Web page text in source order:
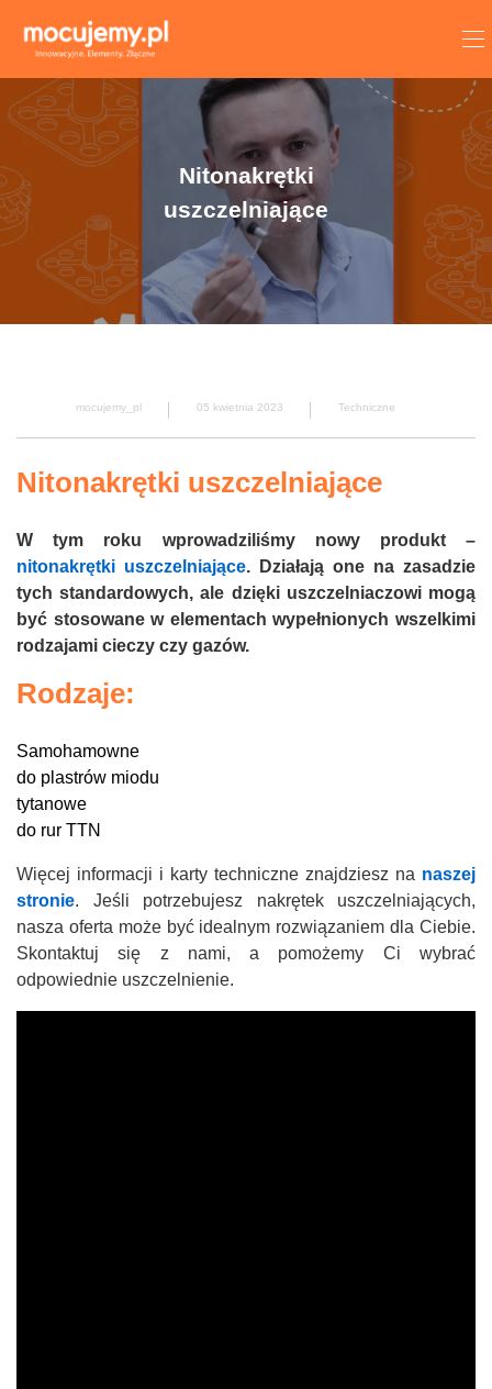
Nitonakrętki
uszczelniające
mocujemy_pl 05 kwietnia 2023 Techniczne
Nitonakrętki uszczelniające
W tym roku wprowadziliśmy nowy produkt –
nitonakrętki uszczelniające. Działają one na zasadzie
tych standardowych, ale dzięki uszczelniaczowi mogą
być stosowane w elementach wypełnionych wszelkimi
rodzajami cieczy czy gazów.
Rodzaje:
Samohamowne
do plastrów miodu
tytanowe
do rur TTN
Więcej informacji i karty techniczne znajdziesz na naszej
stronie. Jeśli potrzebujesz nakrętek uszczelniających,
nasza oferta może być idealnym rozwiązaniem dla Ciebie.
Skontaktuj się z nami, a pomożemy Ci wybrać
odpowiednie uszczelnienie.